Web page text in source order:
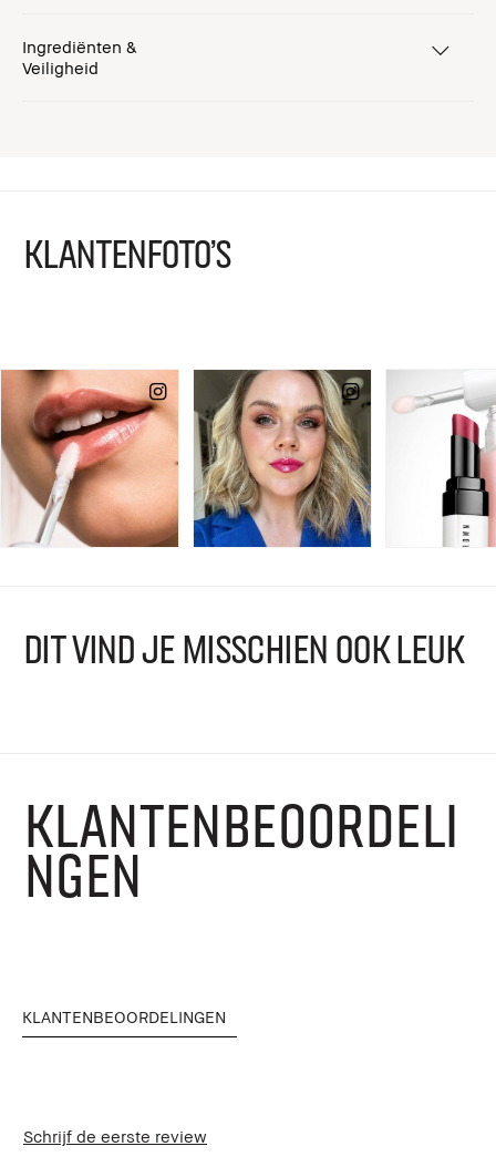
Ingrediënten &
Veiligheid
KLANTENFOTO'S
DIT VIND JE MISSCHIEN OOK LEUK
KLANTENBEOORDELI
NGEN
KLANTENBEOORDELINGEN
Schrijf de eerste review